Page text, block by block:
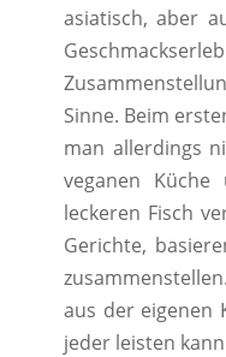
asiatisch, aber
Sinne. Beim
man allerdings
veganen
leckeren Fisch
Gerichte,
aus der eigenen
jeder leisten